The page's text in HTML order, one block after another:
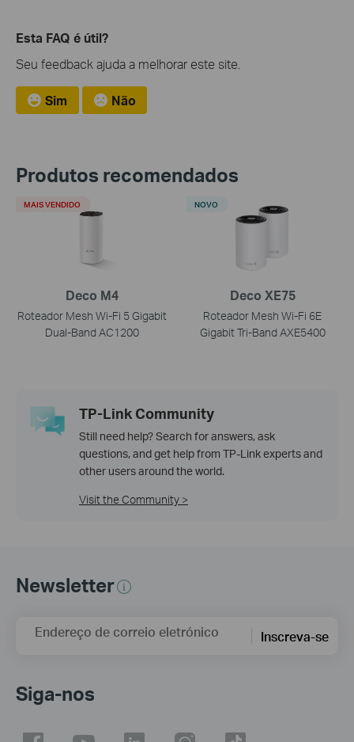
Esta FAQ é útil?
Seu feedback ajuda a melhorar este site.
Sim Não
Produtos recomendados
Deco M4
Roteador Mesh Wi-Fi 5 Gigabit
Dual-Band AC1200
MAIS VENDIDO
Deco XE75
Roteador Mesh Wi-Fi 6E
Gigabit Tri-Band AXE5400
NOVO
TP-Link Community
Still need help? Search for answers, ask
questions, and get help from TP-Link experts and
other users around the world.
Visit the Community >
Newsletter
Endereço de correio eletrónico Inscreva-se
Siga-nos